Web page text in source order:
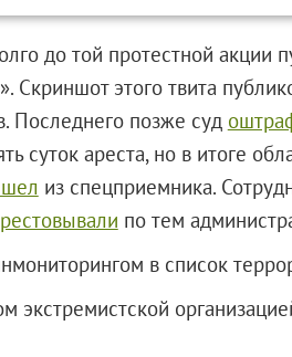
до той протестной акции
Скриншот этого твита
Последнего позже суд
суток ареста, но в итоге
из спецприемника.
по тем
в список
экстремистской